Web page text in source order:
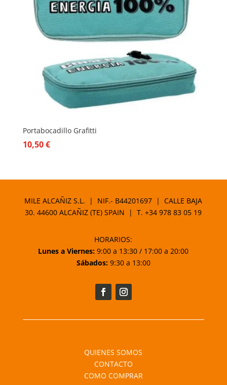
Portabocadillo Grafitti
10,50€
MILE ALCAÑIZ S.L. | NIF.- B44201697 | CALLE BAJA
30. 44600 ALCAÑIZ (TE) SPAIN | T.+34 978 83 05 19
HORARIOS:
Lunes a Viernes: 9:00 a 13:30 / 17:00 a 20:00
Sábados:9:30 a 13:00
QUIENES SOMOS
CONTACTO
COMO COMPRAR